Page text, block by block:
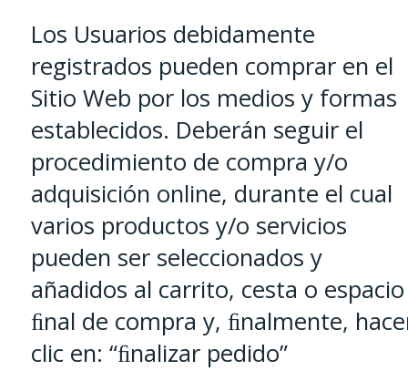
Los Usuarios debidamente
registrados pueden comprar en el
Sitio Web por los medios y formas
establecidos. Deberán seguir el
procedimiento de compra y/o
adquisición online, durante el cual
varios productos y/o servicios
pueden ser seleccionados y
añadidos al carrito, cesta o espacio
ﬁnal de compra y, ﬁnalmente,
clic en: “ﬁnalizar pedido”